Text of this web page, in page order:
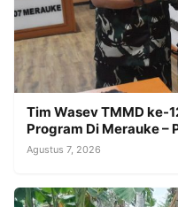
Tim Wasev TMMD ke-
Program Di Merauke –
Agustus 7, 2026